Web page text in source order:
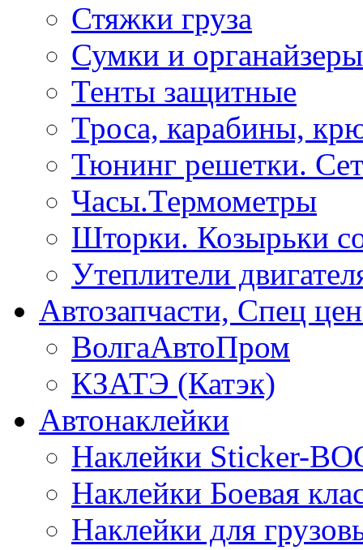
Стяжки груза
Сумки и органайзеры
Тенты защитные
Троса, карабины,
Тюнинг решетки.
Часы.Термометры
Шторки. Козырьки
Утеплители
Автозапчасти, Спец
ВолгаАвтоПром
КЗАТЭ (Катэк)
Автонаклейки
Наклейки Sticker-
Наклейки Боевая
Наклейки для